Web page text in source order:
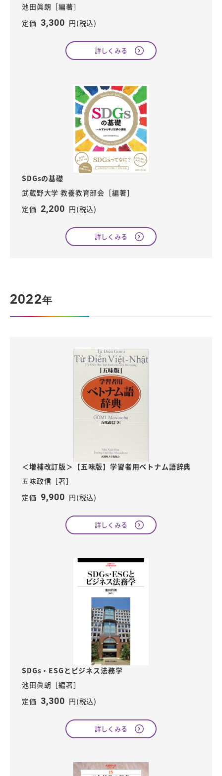
池田眞朗［編著］
定価 3,300 円(税込)
詳しくみる
SDGsの基礎
武蔵野大学 教養教育部会［編著］
定価 2,200 円(税込)
詳しくみる
2022年
＜増補改訂版＞【五味版】学習者用ベトナム語辞典
五味政信［著］
定価 9,900 円(税込)
詳しくみる
SDGs・ESGとビジネス法務学
池田眞朗［編著］
定価 3,300 円(税込)
詳しくみる